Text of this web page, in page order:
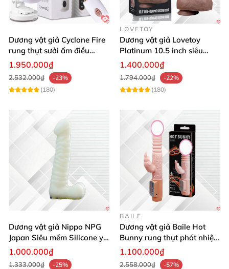
Dương vật giả Cyclone Fire
rung thụt sưởi ấm điều
khiển xa sạc USB
1.950.000₫
2.532.000₫
-23%
(180)
LOVETOY
Dương vật giả Lovetoy
Platinum 10.5 inch siêu
mềm mịn, hai lớp
1.400.000₫
1.794.000₫
-22%
(180)
Dương vật giả Nippo NPG
Japan Siêu mềm Silicone y
tế An toàn
1.000.000₫
1.333.000₫
-25%
BAILE
Dương vật giả Baile Hot
Bunny rung thụt phát nhiệt
Siêu sướng
1.100.000₫
2.558.000₫
-57%